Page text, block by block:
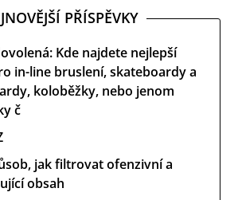
PŘÍSPĚVKY
Kde najdete nejlepší
in-line bruslení, skateboardy a
koloběžky, nebo jenom
č
jak filtrovat ofenzivní a
obsah